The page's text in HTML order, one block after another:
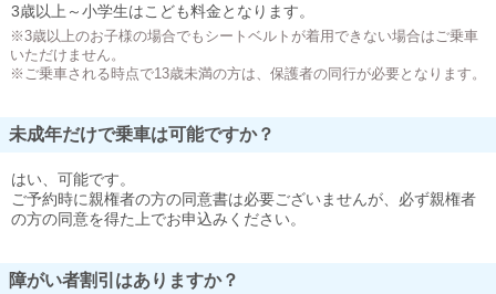
3歳以上～小学生はこども料金となります。
※3歳以上のお子様の場合でもシートベルトが着用できない場合はご乗車
いただけません。
※ご乗車される時点で13歳未満の方は、保護者の同行が必要となります。
未成年だけで乗車は可能ですか？
はい、可能です。
ご予約時に親権者の方の同意書は必要ございませんが、必ず親権者
の方の同意を得た上でお申込みください。
障がい者割引はありますか？